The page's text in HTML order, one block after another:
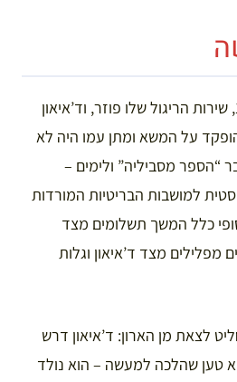
לאחר מותו של לואי ה-15, שירות הריגול שלו פוזר, וד’איאון
על המשא ומתן עמו היה לא
“הספר מסביליה” ולימים –
למושבות הבריטיות המורדות
כלל המשך תשלומים מצד
מצד ד’איאון וגלות
לצאת מן הארון: ד’איאון דרש
טען שהלכה למעשה – הוא נולד